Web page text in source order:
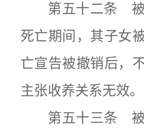
第五十二条 被
死亡期间，其子女
亡宣告被撤销后，
主张收养关系无效。
第五十三条 被